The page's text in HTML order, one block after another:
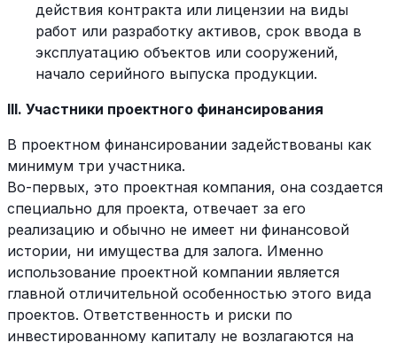
действия контракта или лицензии на виды
работ или разработку активов, срок ввода в
эксплуатацию объектов или сооружений,
начало серийного выпуска продукции.
III. Участники проектного финансирования
В проектном финансировании задействованы как
минимум три участника.
Во-первых, это проектная компания, она создается
специально для проекта, отвечает за его
реализацию и обычно не имеет ни финансовой
истории, ни имущества для залога. Именно
использование проектной компании является
главной отличительной особенностью этого вида
проектов. Ответственность и риски по
инвестированному капиталу не возлагаются на